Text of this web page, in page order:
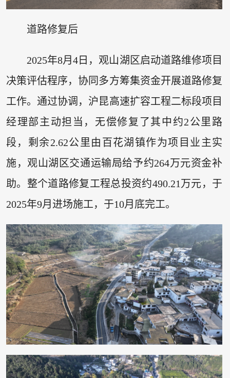
道路修复后
2025年8月4日，观山湖区启动道路维修项目
决策评估程序，协同多方筹集资金开展道路修复
工作。通过协调，沪昆高速扩容工程二标段项目
经理部主动担当，无偿修复了其中约2公里路
段，剩余2.62公里由百花湖镇作为项目业主实
施，观山湖区交通运输局给予约264万元资金补
助。整个道路修复工程总投资约490.21万元，于
2025年9月进场施工，于10月底完工。